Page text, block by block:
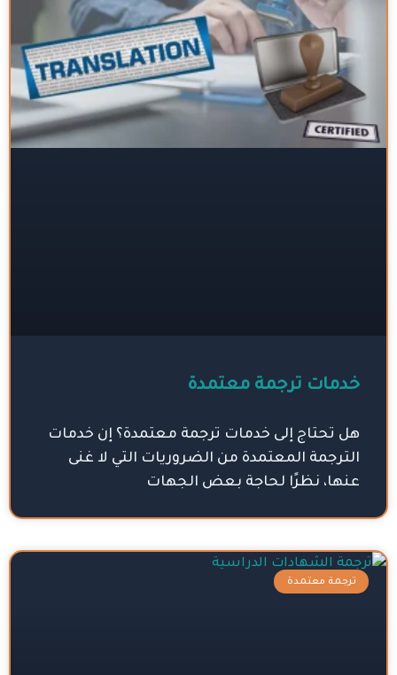
خدمات ترجمة معتمدة
هل تحتاج إلى خدمات ترجمة معتمدة؟ إن خدمات
الترجمة المعتمدة من الضروريات التي لا غنى
عنها، نظرًا لحاجة بعض الجهات
ترجمة معتمدة